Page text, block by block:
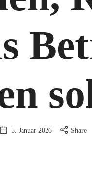
5. Januar 2026 Share